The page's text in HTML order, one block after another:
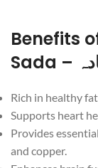
Benefits
Rich in healthy
Supports heart
Provides
and copper.